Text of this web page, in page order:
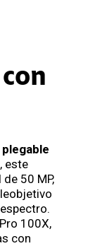
este
50 MP,
100X,
con